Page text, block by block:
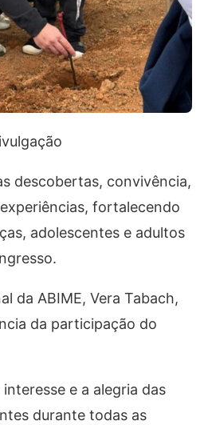
descobertas, convivência,
fortalecendo
adolescentes e adultos
da ABIME, Vera Tabach,
da participação do
e a alegria das
durante todas as